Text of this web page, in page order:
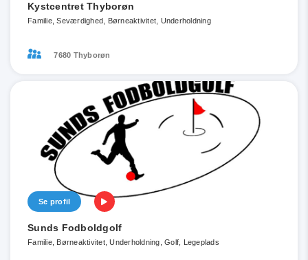
Kystcentret Thyborøn
Familie, Seværdighed, Børneaktivitet, Underholdning
7680 Thyborøn
Se profil
Sunds Fodboldgolf
Familie, Børneaktivitet, Underholdning, Golf, Legeplads